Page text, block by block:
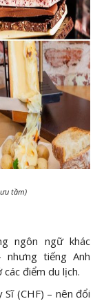
tầm)
ngôn ngữ khác
nhưng tiếng Anh
điểm du lịch.
Sĩ (CHF) – nên đổi